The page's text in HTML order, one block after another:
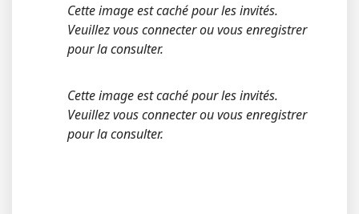
Cette image est caché pour les invités.
Veuillez vous connecter ou vous enregistrer
pour la consulter.
Cette image est caché pour les invités.
Veuillez vous connecter ou vous enregistrer
pour la consulter.